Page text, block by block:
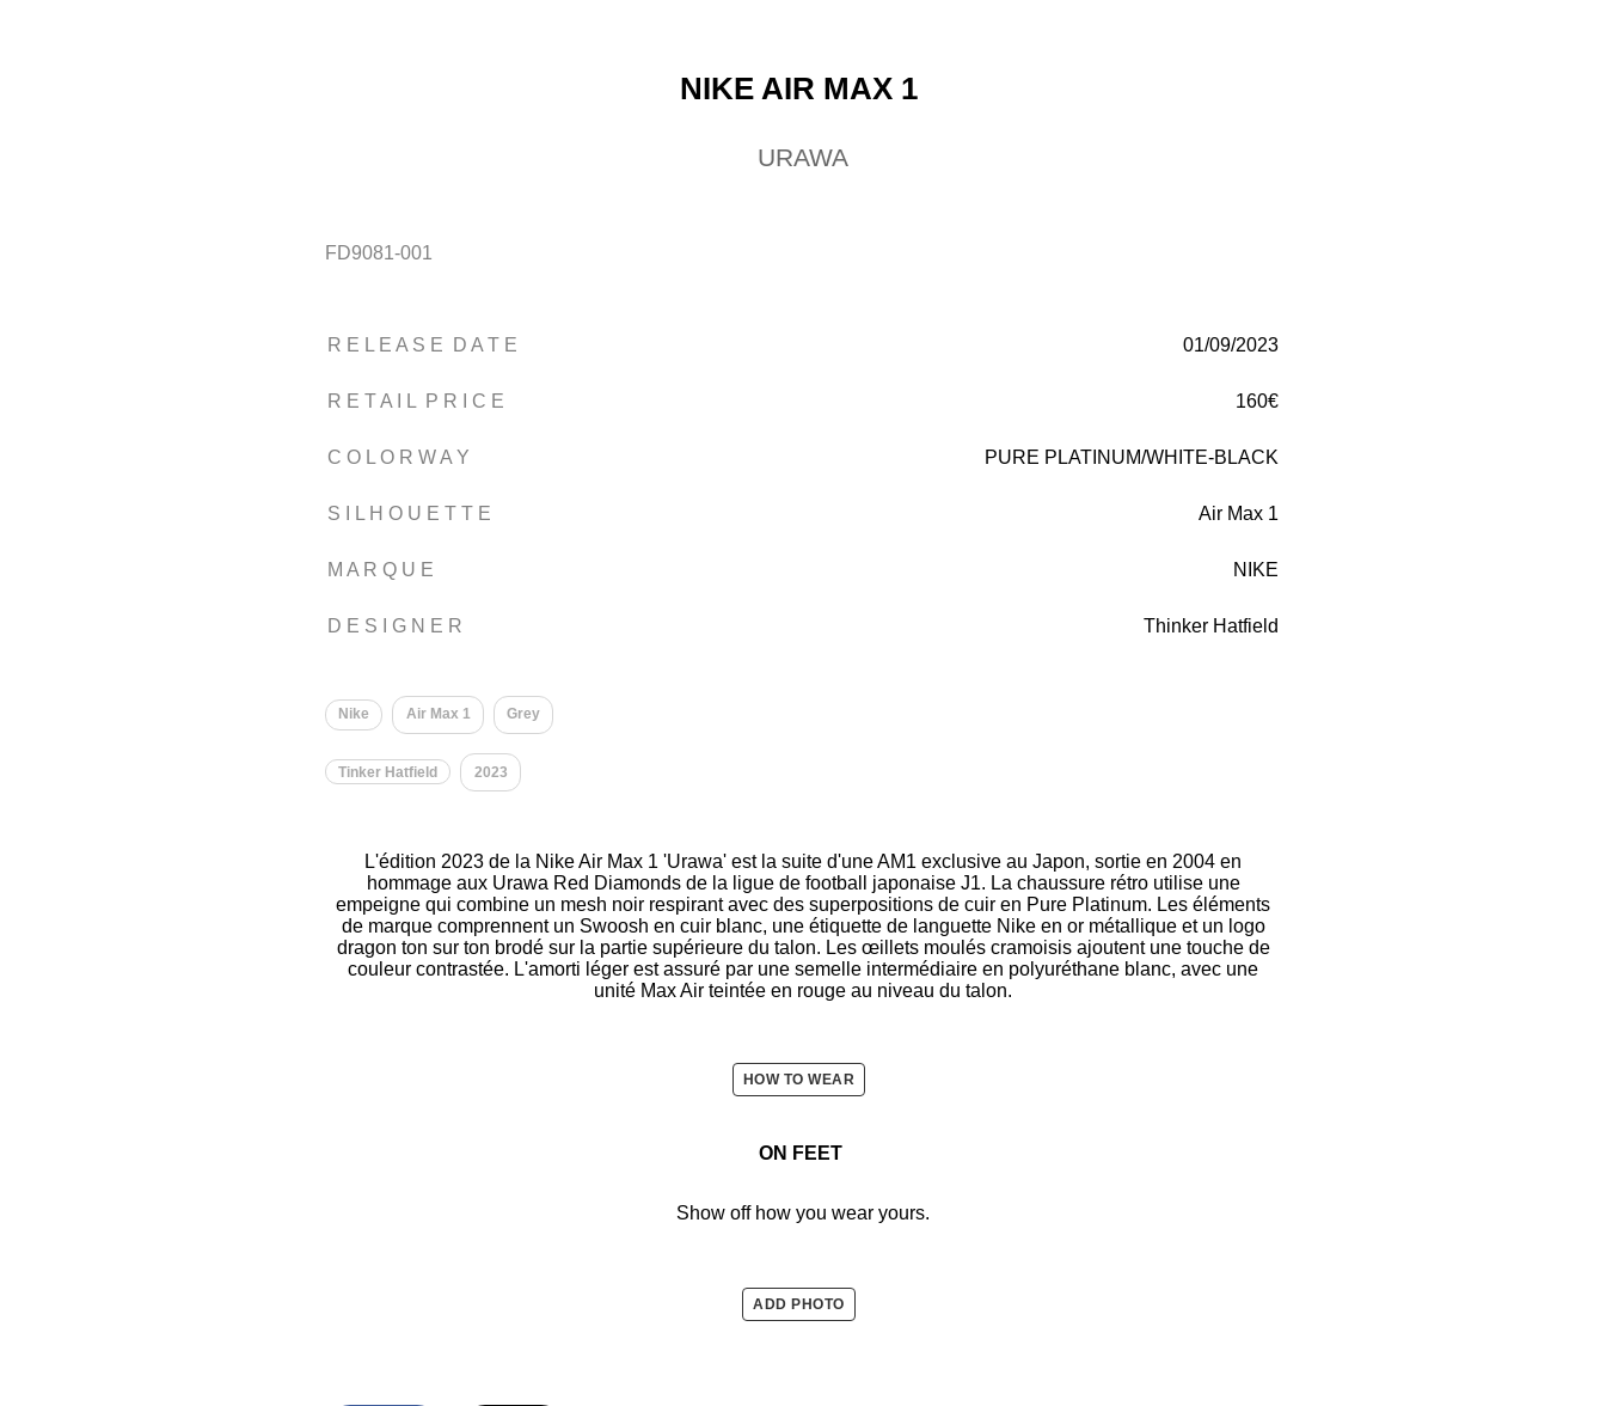
NIKE AIR MAX 1
URAWA
FD9081-001
R E L E A S E D A T E 01/09/2023
R E T A I L P R I C E 160€
C O L O R W A Y PURE PLATINUM/WHITE-BLACK
S I L H O U E T T E Air Max 1
M A R Q U E NIKE
D E S I G N E R Thinker Hatfield
Nike Air Max 1 Grey
Tinker Hatfield 2023
L'édition 2023 de la Nike Air Max 1 'Urawa' est la suite d'une AM1 exclusive au Japon, sortie en 2004 en
hommage aux Urawa Red Diamonds de la ligue de football japonaise J1. La chaussure rétro utilise une
empeigne qui combine un mesh noir respirant avec des superpositions de cuir en Pure Platinum. Les éléments
de marque comprennent un Swoosh en cuir blanc, une étiquette de languette Nike en or métallique et un logo
dragon ton sur ton brodé sur la partie supérieure du talon. Les œillets moulés cramoisis ajoutent une touche de
couleur contrastée. L'amorti léger est assuré par une semelle intermédiaire en polyuréthane blanc, avec une
unité Max Air teintée en rouge au niveau du talon.
HOW TO WEAR
ON FEET
Show off how you wear yours.
ADD PHOTO